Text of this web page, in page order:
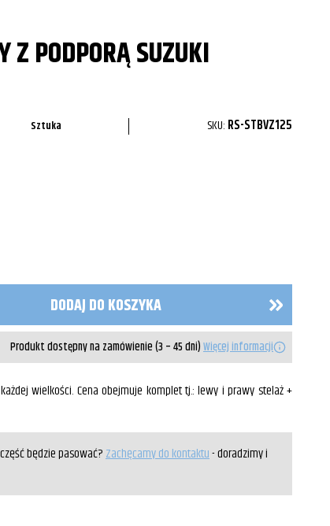
Z PODPORĄ SUZUKI
Sztuka SKU: RS-STBVZ125
DODAJ DO KOSZYKA
Produkt dostępny na zamówienie (3 – 45 dni)Więcej informacji
wielkości. Cena obejmuje komplet tj.: lewy i prawy stelaż +
będzie pasować?Zachęcamy do kontaktu- doradzimy i